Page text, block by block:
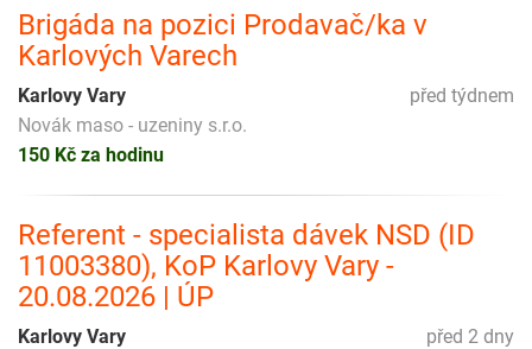
Brigáda na pozici Prodavač/ka v
Karlových Varech
před týdnem
Karlovy Vary
Novák maso - uzeniny s.r.o.
150 Kč za hodinu
Referent - specialista dávek NSD (ID
11003380), KoP Karlovy Vary -
20.08.2026 | ÚP
před 2 dny
Karlovy Vary